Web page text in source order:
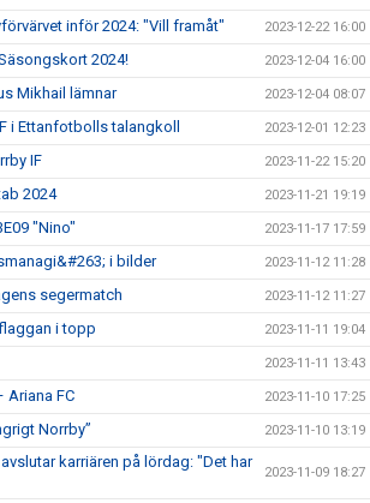
inför 2024: "Vill framåt" 2023-12-22 16:00
2024! 2023-12-04 16:00
Mikhail lämnar 2023-12-04 08:07
i Ettanfotbolls talangkoll 2023-12-01 12:23
IF 2023-11-22 15:20
2024 2023-11-21 19:19
"Nino" 2023-11-17 17:59
i bilder 2023-11-12 11:28
segermatch 2023-11-12 11:27
i topp 2023-11-11 19:04
2023-11-11 13:43
Ariana FC 2023-11-10 17:25
Norrby” 2023-11-10 13:19
karriären på lördag: "Det har
2023-11-09 18:27